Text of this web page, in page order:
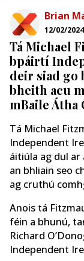
Brian
12/02/2024
Tá Michael
bpáirtí
deir siad go
bheith acu
mBaile Átha
Tá Michael
Independent
áitiúla ag dul
an bhliain seo
ag cruthú
Anois tá
féin a bhunú,
Richard
Independent